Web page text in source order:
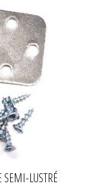
SEMI-LUSTRÉ